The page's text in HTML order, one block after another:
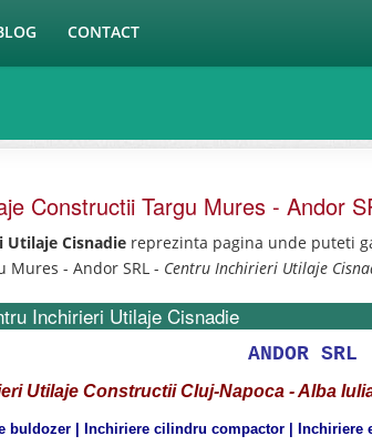
CONTACT
Constructii Targu Mures - Andor
Cisnadiereprezinta pagina unde puteti
Mures - Andor SRL - Centru Inchirieri Utilaje
Inchirieri Utilaje Cisnadie
ANDOR SRL
Utilaje ConstructiiCluj-Napoca - Alba
buldozer | Inchiriere cilindru compactor | Inchiriere